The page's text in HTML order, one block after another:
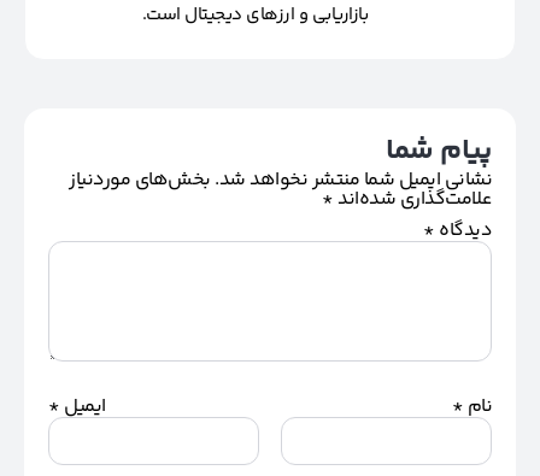
بازاریابی و ارزهای دیجیتال است.
پیام شما
نشانی ایمیل شما منتشر نخواهد شد. بخش‌های موردنیاز
علامت‌گذاری شده‌اند*
دیدگاه *
نام * ایمیل *